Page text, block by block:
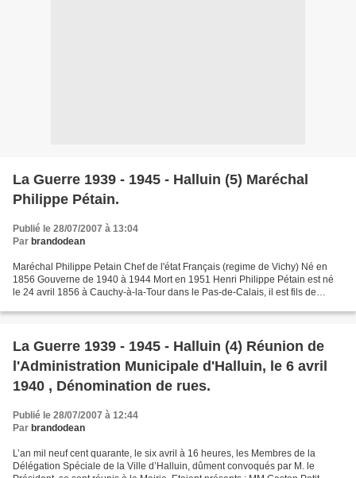
La Guerre 1939 - 1945 - Halluin (5) Maréchal
Philippe Pétain.
Publié le 28/07/2007 à 13:04
Par brandodean
Maréchal Philippe Petain Chef de l'état Français (regime de Vichy) Né en
1856 Gouverne de 1940 à 1944 Mort en 1951 Henri Philippe Pétain est né
le 24 avril 1856 à Cauchy-à-la-Tour dans le Pas-de-Calais, il est fils de
La Guerre 1939 - 1945 - Halluin (4) Réunion de
l'Administration Municipale d'Halluin, le 6 avril
1940 , Dénomination de rues.
Publié le 28/07/2007 à 12:44
Par brandodean
L’an mil neuf cent quarante, le six avril à 16 heures, les Membres de la
Délégation Spéciale de la Ville d’Halluin, dûment convoqués par M. le